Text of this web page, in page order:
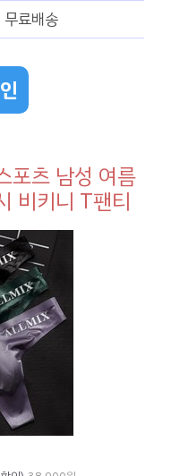
무료배송
포츠 남성 여름
비키니 T팬티